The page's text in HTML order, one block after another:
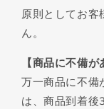
原則としてお客
ん。
【商品に不備が
万一商品に不備
は、商品到着後